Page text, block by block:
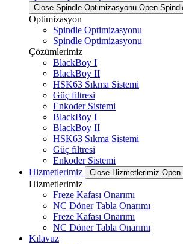
Close Spindle Optimizasyonu Open
Optimizasyon
Spindle Optimizasyonu
Spindle Optimizasyonu
Çözümlerimiz
BlackBoy I
BlackBoy II
HSK63 Sıkma Sistemi
Güç filtresi
Enkoder Sistemi
BlackBoy I
BlackBoy II
HSK63 Sıkma Sistemi
Güç filtresi
Enkoder Sistemi
Hizmetlerimiz
Close Hizmetlerimiz Open
Hizmetlerimiz
Freze Kafası Onarımı
NC Döner Tabla Onarımı
Freze Kafası Onarımı
NC Döner Tabla Onarımı
Kılavuz